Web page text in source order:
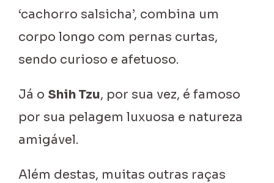
‘cachorro salsicha’, combina um
corpo longo com pernas curtas,
sendo curioso e afetuoso.
Já o Shih Tzu, por sua vez, é famoso
por sua pelagem luxuosa e natureza
amigável.
Além destas, muitas outras raças